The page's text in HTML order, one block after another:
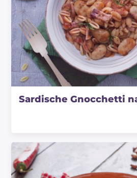
Sardische Gnocchetti